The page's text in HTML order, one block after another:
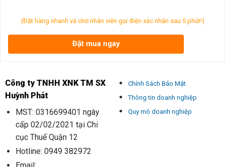
(Đặt hàng nhanh và chờ nhân viên gọi điện xác nhận sau 5 phút!)
Đặt mua ngay
Công ty TNHH XNK TM SX
Huỳnh Phát
MST: 0316699401 ngày
cấp 02/02/2021 tại Chi
cục Thuế Quận 12
Hotline: 0949 382972
Chính Sách Bảo Mật
Thông tin doanh nghiệp
Quy mô doanh nghiệp